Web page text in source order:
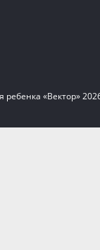
ребенка «Вектор»